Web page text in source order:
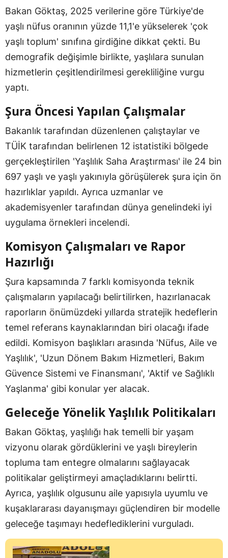
Bakan Göktaş, 2025 verilerine göre Türkiye'de
yaşlı nüfus oranının yüzde 11,1'e yükselerek 'çok
yaşlı toplum' sınıfına girdiğine dikkat çekti. Bu
demografik değişimle birlikte, yaşlılara sunulan
hizmetlerin çeşitlendirilmesi gerekliliğine vurgu
yaptı.
Şura Öncesi Yapılan Çalışmalar
Bakanlık tarafından düzenlenen çalıştaylar ve
TÜİK tarafından belirlenen 12 istatistiki bölgede
gerçekleştirilen 'Yaşlılık Saha Araştırması' ile 24 bin
697 yaşlı ve yaşlı yakınıyla görüşülerek şura için ön
hazırlıklar yapıldı. Ayrıca uzmanlar ve
akademisyenler tarafından dünya genelindeki iyi
uygulama örnekleri incelendi.
Komisyon Çalışmaları ve Rapor
Hazırlığı
Şura kapsamında 7 farklı komisyonda teknik
çalışmaların yapılacağı belirtilirken, hazırlanacak
raporların önümüzdeki yıllarda stratejik hedeflerin
temel referans kaynaklarından biri olacağı ifade
edildi. Komisyon başlıkları arasında 'Nüfus, Aile ve
Yaşlılık', 'Uzun Dönem Bakım Hizmetleri, Bakım
Güvence Sistemi ve Finansmanı', 'Aktif ve Sağlıklı
Yaşlanma' gibi konular yer alacak.
Geleceğe Yönelik Yaşlılık Politikaları
Bakan Göktaş, yaşlılığı hak temelli bir yaşam
vizyonu olarak gördüklerini ve yaşlı bireylerin
topluma tam entegre olmalarını sağlayacak
politikalar geliştirmeyi amaçladıklarını belirtti.
Ayrıca, yaşlılık olgusunu aile yapısıyla uyumlu ve
kuşaklararası dayanışmayı güçlendiren bir modelle
geleceğe taşımayı hedeflediklerini vurguladı.